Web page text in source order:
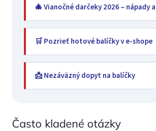
🎄 Vianočné darčeky 2026 – nápady
🛒 Pozrieť hotové balíčky v e-shope
📩 Nezáväzný dopyt na balíčky
Často kladené otázky